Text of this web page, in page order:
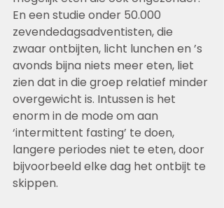
En een studie onder 50.000
zevendedagsadventisten, die
zwaar ontbijten, licht lunchen en ’s
avonds bijna niets meer eten, liet
zien dat in die groep relatief minder
overgewicht is. Intussen is het
enorm in de mode om aan
‘intermittent fasting’ te doen,
langere periodes niet te eten, door
bijvoorbeeld elke dag het ontbijt te
skippen.